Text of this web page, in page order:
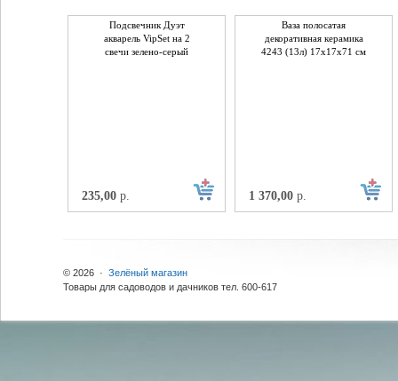
Подсвечник Дуэт
акварель VipSet на 2
свечи зелено-серый
235,00 р.
Ваза полосатая
декоративная керамика
4243 (13л) 17х17х71 см
1 370,00 р.
© 2026 · Зелёный магазин
Товары для садоводов и дачников тел. 600-617